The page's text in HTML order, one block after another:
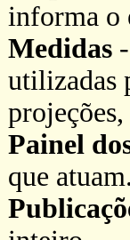
informa o
Medidas
utilizadas
Painel
que atuam.